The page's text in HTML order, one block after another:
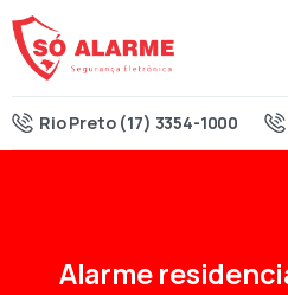
Rio Preto (17) 3354-1000
Alarme